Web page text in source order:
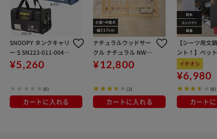
SNOOPY タンクキャリ
ー S SN223-011-004
ブラック
¥5,260
(0)
カートに入れる
ナチュラルウッドサー
クル ナチュラル NWC-
1260
¥12,800
(2)
カートに入れる
【シーツ用文
ント！】ペッ
サークル
グレー
イチオシ
¥6,980
(8)
カート